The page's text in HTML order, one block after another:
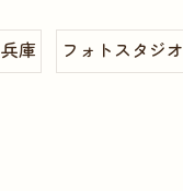
兵庫 フォトスタジオ